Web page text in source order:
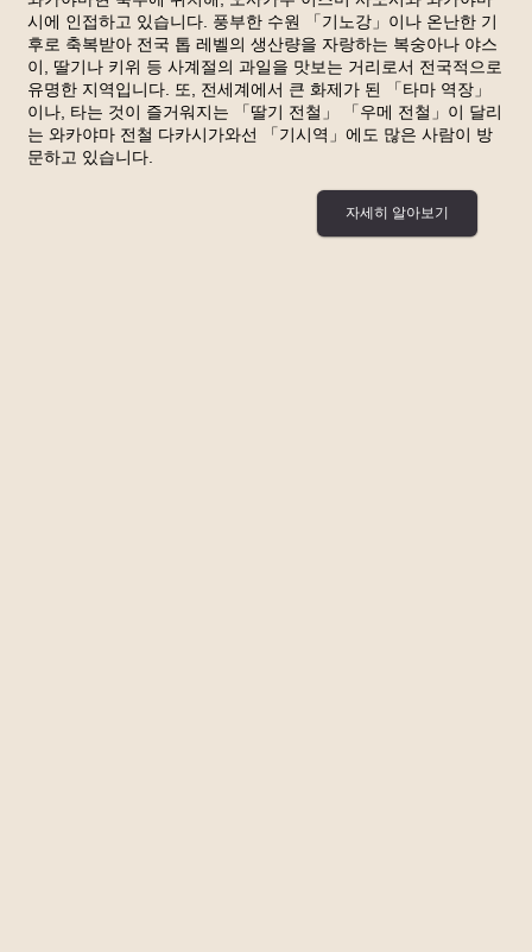
시에 인접하고 있습니다. 풍부한 수원 「기노강」이나 온난한 기
후로 축복받아 전국 톱 레벨의 생산량을 자랑하는 복숭아나 야스
이, 딸기나 키위 등 사계절의 과일을 맛보는 거리로서 전국적으로
유명한 지역입니다. 또, 전세계에서 큰 화제가 된 「타마 역장」
이나, 타는 것이 즐거워지는 「딸기 전철」 「우메 전철」이 달리
는 와카야마 전철 다카시가와선 「기시역」에도 많은 사람이 방
문하고 있습니다.
자세히 알아보기